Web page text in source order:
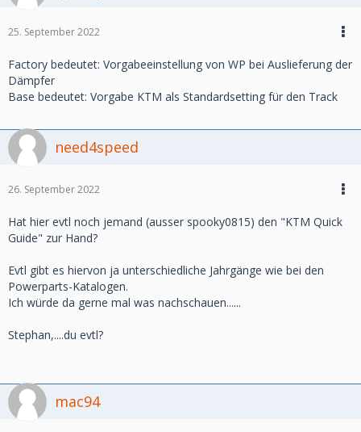
25. September 2022
Factory bedeutet: Vorgabeeinstellung von WP bei Auslieferung der
Dämpfer
Base bedeutet: Vorgabe KTM als Standardsetting für den Track
need4speed
26. September 2022
Hat hier evtl noch jemand (ausser spooky0815) den "KTM Quick
Guide" zur Hand?
Evtl gibt es hiervon ja unterschiedliche Jahrgänge wie bei den
Powerparts-Katalogen.
Ich würde da gerne mal was nachschauen......
Stephan,....du evtl?
mac94